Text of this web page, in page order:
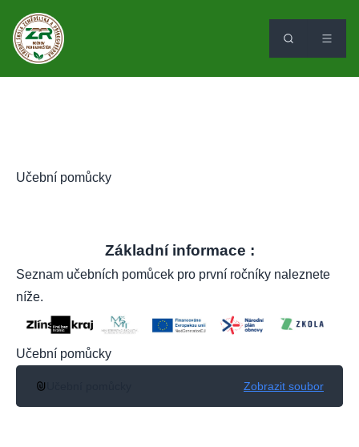
Učební pomůcky
Základní informace :
Seznam učebních pomůcek pro první ročníky naleznete
níže.
Učební pomůcky
Zobrazit soubor